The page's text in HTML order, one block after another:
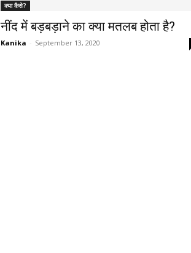
क्या कैसे?
नींद में बड़बड़ाने का क्या मतलब होता है?
Kanika - September 13, 2020